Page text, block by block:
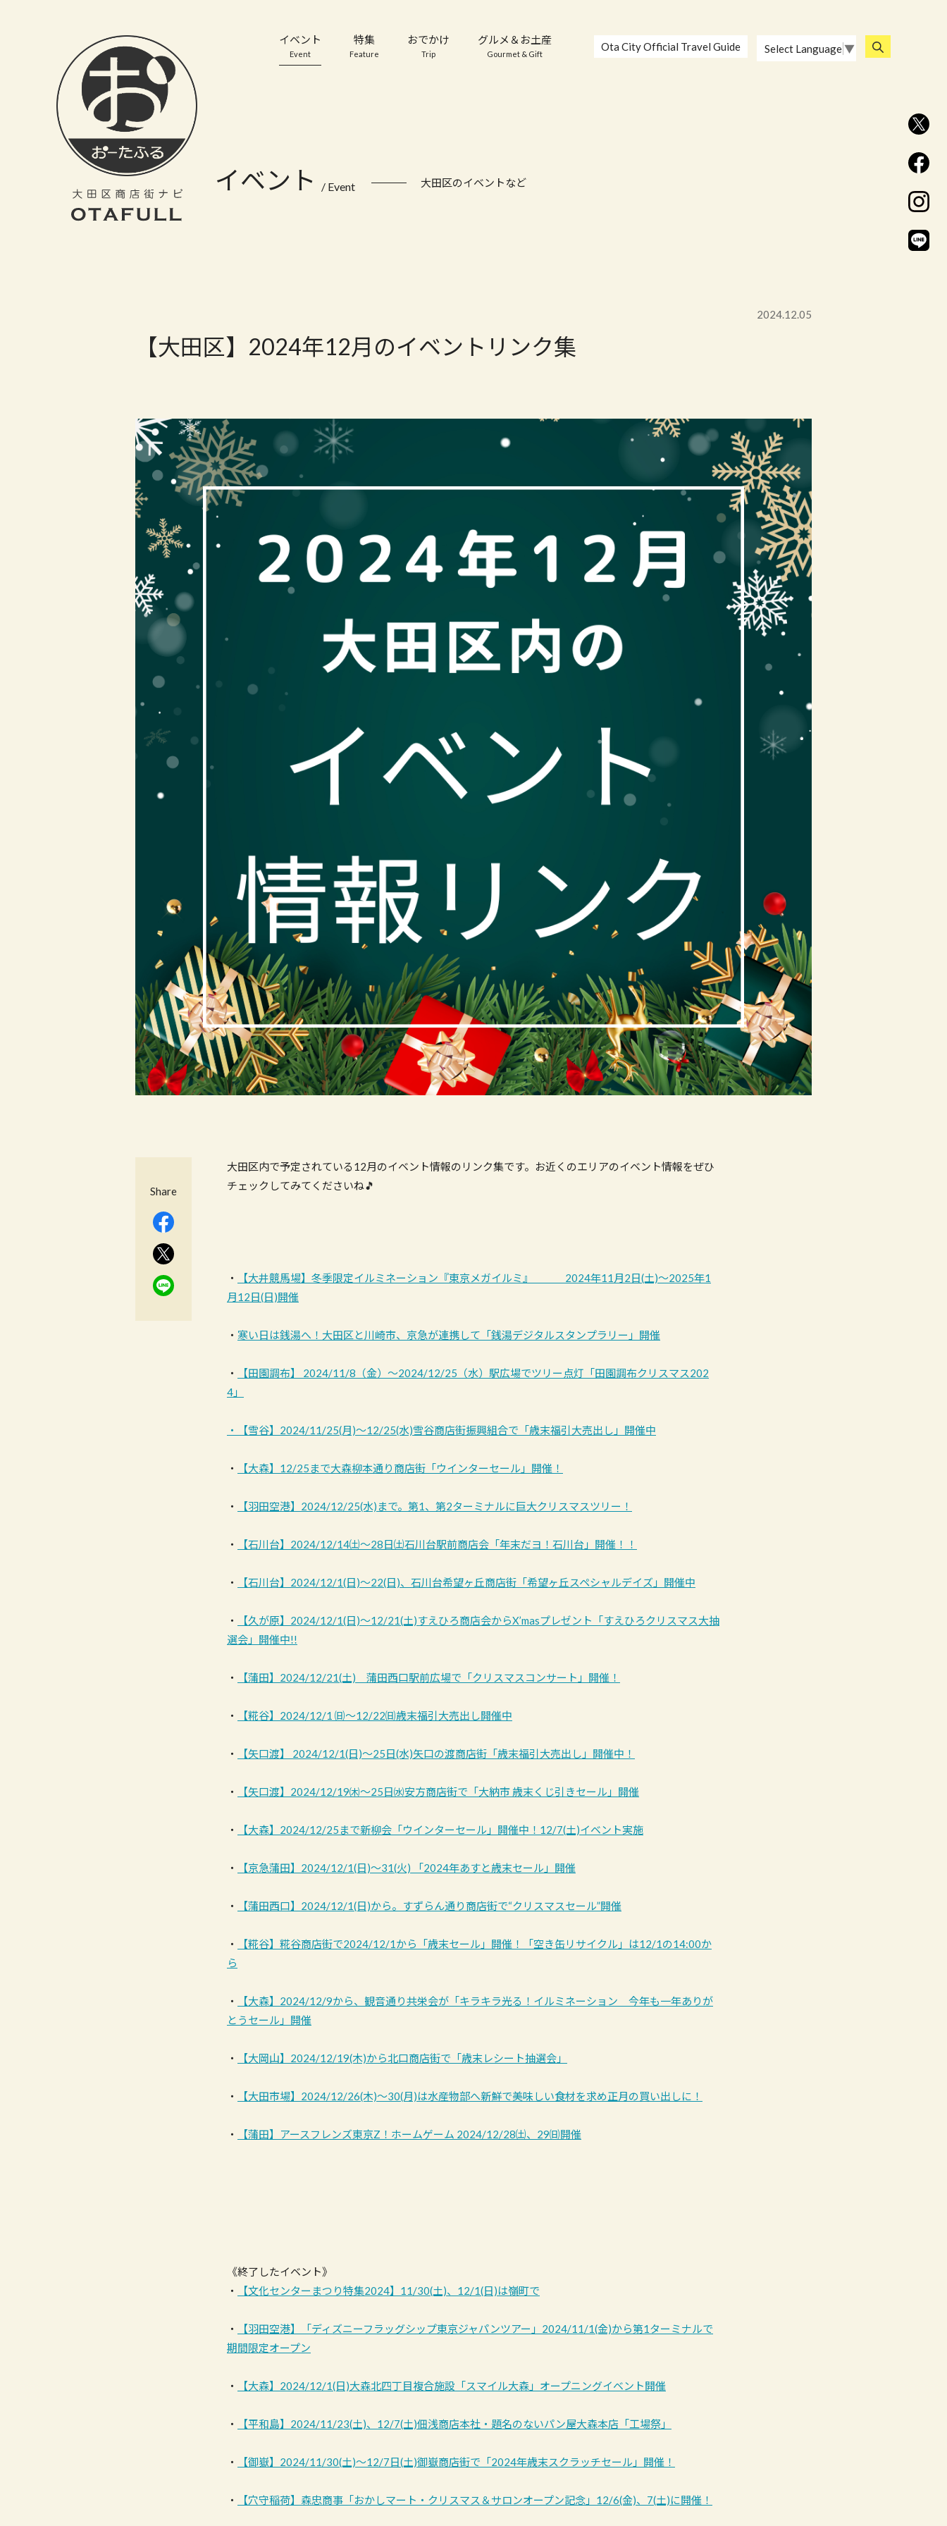
イベント
Event
特集
Feature
おでかけ
Trip
グルメ＆お土産
Gourmet & Gift
Ota City Official Travel Guide Select Language ▼
イベント / Event 大田区のイベントなど
2024.12.05
【大田区】2024年12月のイベントリンク集
大田区内で予定されている12月のイベント情報のリンク集です。お近くのエリアのイベント情報をぜひ
チェックしてみてくださいね🎵
・
【大井競馬場】冬季限定イルミネーション『東京メガイルミ』 2024年11月2日(土)～2025年1
月12日(日)開催
・ 寒い日は銭湯へ！大田区と川崎市、京急が連携して「銭湯デジタルスタンプラリー」開催
・
【田園調布】 2024/11/8（金）～2024/12/25（水）駅広場でツリー点灯「田園調布クリスマス202
4」
・【雪谷】2024/11/25(月)～12/25(水)雪谷商店街振興組合で「歳末福引大売出し」開催中
・ 【大森】12/25まで大森柳本通り商店街「ウインターセール」開催！
・ 【羽田空港】2024/12/25(水)まで。第1、第2ターミナルに巨大クリスマスツリー！
・ 【石川台】2024/12/14㈯～28日㈯石川台駅前商店会「年末だヨ！石川台」開催！！
・ 【石川台】2024/12/1(日)～22(日)、石川台希望ヶ丘商店街「希望ヶ丘スペシャルデイズ」開催中
・
【久が原】2024/12/1(日)～12/21(土)すえひろ商店会からX’masプレゼント「すえひろクリスマス大抽
選会」開催中!!
・ 【蒲田】2024/12/21(土) 蒲田西口駅前広場で「クリスマスコンサート」開催！
・ 【糀谷】2024/12/1 ㈰～12/22㈰歳末福引大売出し開催中
・ 【矢口渡】 2024/12/1(日)～25日(水)矢口の渡商店街「歳末福引大売出し」開催中！
・ 【矢口渡】2024/12/19㈭～25日㈬安方商店街で「大納市 歳末くじ引きセール」開催
・ 【大森】2024/12/25まで新柳会「ウインターセール」開催中！12/7(土)イベント実施
・ 【京急蒲田】2024/12/1(日)～31(火) 「2024年あすと歳末セール」開催
・ 【蒲田西口】2024/12/1(日)から。すずらん通り商店街で“クリスマスセール”開催
・
【糀谷】糀谷商店街で2024/12/1から「歳末セール」開催！「空き缶リサイクル」は12/1の14:00か
ら
・
【大森】2024/12/9から、観音通り共栄会が「キラキラ光る！イルミネーション 今年も一年ありが
とうセール」開催
・ 【大岡山】2024/12/19(木)から北口商店街で「歳末レシート抽選会」
・ 【大田市場】2024/12/26(木)〜30(月)は水産物部へ新鮮で美味しい食材を求め正月の買い出しに！
・ 【蒲田】アースフレンズ東京Z！ホームゲーム 2024/12/28㈯、29㈰開催
《終了したイベント》
・
【文化センターまつり特集2024】11/30(土)、12/1(日)は嶺町で
・
【羽田空港】「ディズニーフラッグシップ東京ジャパンツアー」2024/11/1(金)から第1ターミナルで
期間限定オープン
・ 【大森】2024/12/1(日)大森北四丁目複合施設「スマイル大森」オープニングイベント開催
・ 【平和島】2024/11/23(土)、12/7(土)佃浅商店本社・題名のないパン屋大森本店「工場祭」
・ 【御嶽】2024/11/30(土)～12/7日(土)御嶽商店街で「2024年歳末スクラッチセール」開催！
・ 【穴守稲荷】森忠商事「おかしマート・クリスマス＆サロンオープン記念」12/6(金)、7(土)に開催！
Share